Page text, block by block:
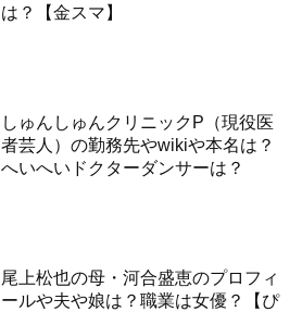
は？【金スマ】
しゅんしゅんクリニックP（現役医
者芸人）の勤務先やwikiや本名は？
へいへいドクターダンサーは？
尾上松也の母・河合盛恵のプロフィ
ールや夫や娘は？職業は女優？【ぴ